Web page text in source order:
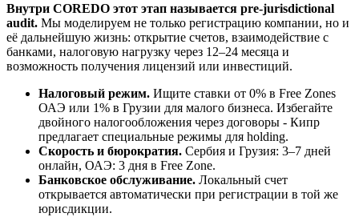
Внутри COREDO этот этап называется pre-jurisdictional
audit. Мы моделируем не только регистрацию компании, но и
её дальнейшую жизнь: открытие счетов, взаимодействие с
банками, налоговую нагрузку через 12–24 месяца и
возможность получения лицензий или инвестиций.
Налоговый режим. Ищите ставки от 0% в Free Zones
ОАЭ или 1% в Грузии для малого бизнеса. Избегайте
двойного налогообложения через договоры - Кипр
предлагает специальные режимы для holding.
Скорость и бюрократия. Сербия и Грузия: 3–7 дней
онлайн, ОАЭ: 3 дня в Free Zone.
Банковское обслуживание. Локальный счет
открывается автоматически при регистрации в той же
юрисдикции.